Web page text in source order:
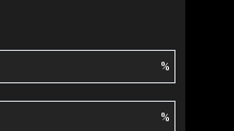
%
%